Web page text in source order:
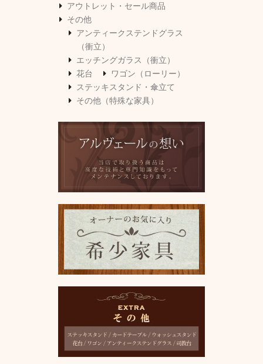
アウトレット・セール商品
その他
アンティークステンドグラス
（衝立）
エッチングガラス（衝立）
花台
ワゴン（ローリー）
ステッキスタンド・傘立て
その他（特殊な家具）